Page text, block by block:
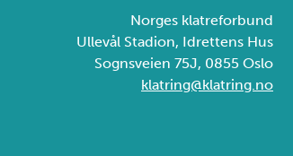
Norges klatreforbund
Ullevål Stadion, Idrettens Hus
Sognsveien 75J, 0855 Oslo
klatring@klatring.no